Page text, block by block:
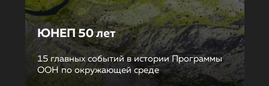
ЮНЕП 50 лет
15 главных событий в истории Программы
ООН по окружающей среде